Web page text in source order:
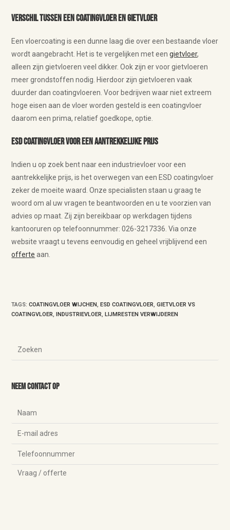
Verschil tussen een coatingvloer en gietvloer
Een vloercoating is een dunne laag die over een bestaande vloer
wordt aangebracht. Het is te vergelijken met eengietvloer,
alleen zijn gietvloeren veel dikker. Ook zijn er voor gietvloeren
meer grondstoffen nodig. Hierdoor zijn gietvloeren vaak
duurder dan coatingvloeren. Voor bedrijven waar niet extreem
hoge eisen aan de vloer worden gesteld is een coatingvloer
daarom een prima, relatief goedkope, optie.
ESD coatingvloer voor een aantrekkelijke prijs
Indien u op zoek bent naar een industrievloer voor een
aantrekkelijke prijs, is het overwegen van een ESD coatingvloer
zeker de moeite waard. Onze specialisten staan u graag te
woord om al uw vragen te beantwoorden en u te voorzien van
advies op maat. Zij zijn bereikbaar op werkdagen tijdens
kantooruren op telefoonnummer: 026-3217336. Via onze
website vraagt u tevens eenvoudig en geheel vrijblijvend een
offerte aan.
TAGS:COATINGVLOER WIJCHEN, ESD COATINGVLOER, GIETVLOER VS
COATINGVLOER, INDUSTRIEVLOER, LIJMRESTEN VERWIJDEREN
Neem contact op